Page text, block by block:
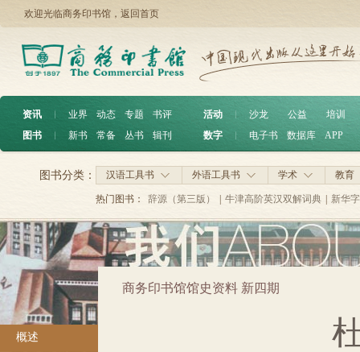
欢迎光临商务印书馆， 返回首页
资讯 ︱ 业界 动态 专题
书评
图书
︱ 新书 常备 丛书 辑刊
活动 沙龙 公益
培训
数字
电子书 数据库 APP
汉语工具书 外语工具书 学术 教育
图书分类：
热门图书： 辞源（第三版） 牛津高阶英汉双解词典 新华
概述
商务印书馆馆史资料 新四期